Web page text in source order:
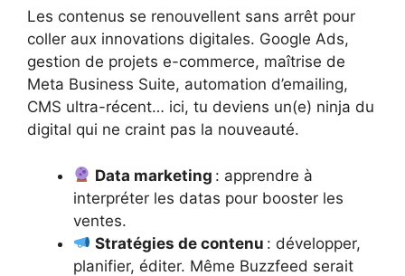
Les contenus se renouvellent sans arrêt pour
coller aux innovations digitales. Google Ads,
gestion de projets e-commerce, maîtrise de
Meta Business Suite, automation d’emailing,
CMS ultra-récent… ici, tu deviens un(e) ninja du
digital qui ne craint pas la nouveauté.
Data marketing : apprendre à
interpréter les datas pour booster les
ventes.
Stratégies de contenu : développer,
planifier, éditer. Même Buzzfeed serait